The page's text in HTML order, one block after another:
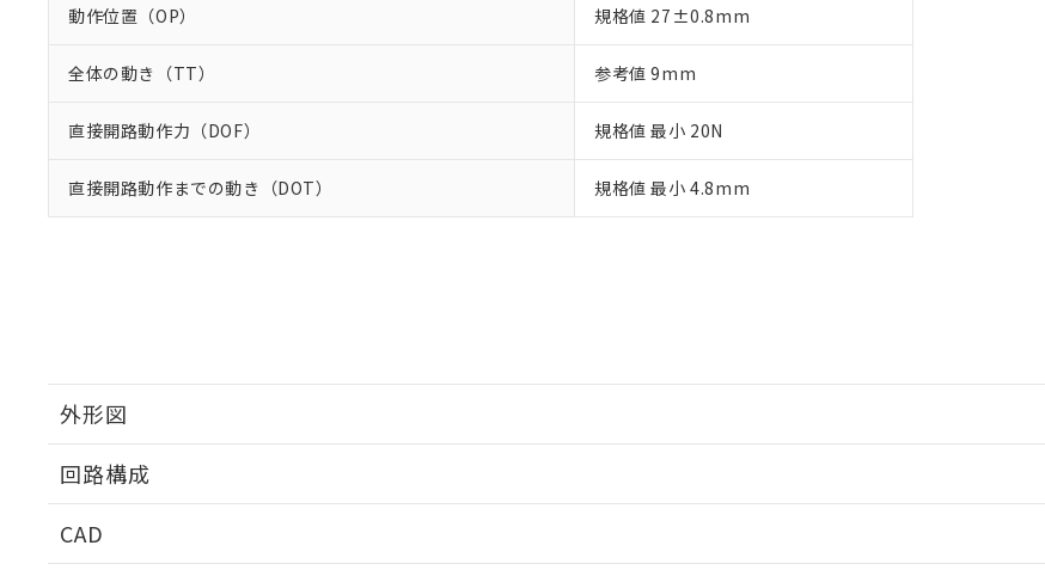
動作位置（OP） 規格値 27±0.8mm
全体の動き（TT） 参考値 9mm
直接開路動作力（DOF） 規格値 最小 20N
直接開路動作までの動き（DOT） 規格値 最小 4.8mm
外形図
回路構成
CAD